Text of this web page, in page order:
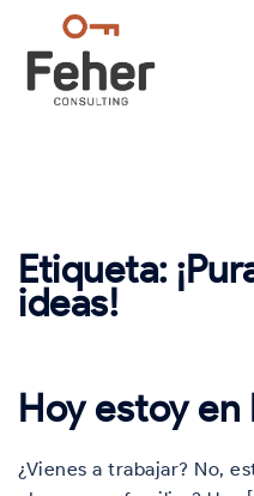
contenido
Etiqueta:
ideas!
Hoy estoy
¿Vienes a trabajar? No,